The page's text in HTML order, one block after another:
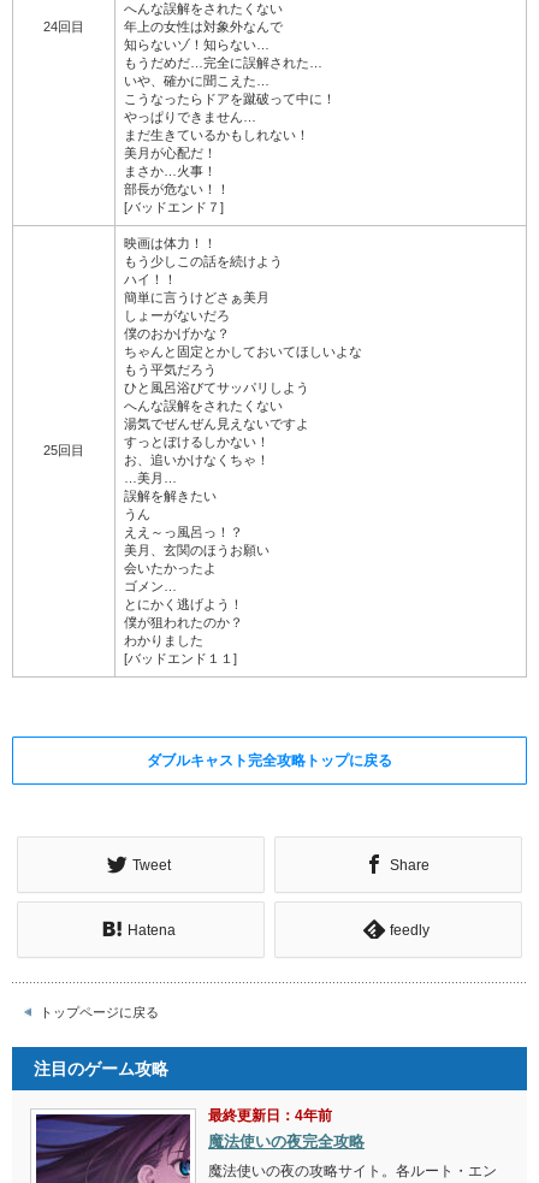
24回目
へんな誤解をされたくない
年上の女性は対象外なんで
知らないゾ！知らない…
もうだめだ…完全に誤解された…
いや、確かに聞こえた…
こうなったらドアを蹴破って中に！
やっぱりできません…
まだ生きているかもしれない！
美月が心配だ！
まさか…火事！
部長が危ない！！
[バッドエンド７]
25回目
映画は体力！！
もう少しこの話を続けよう
ハイ！！
簡単に言うけどさぁ美月
しょーがないだろ
僕のおかげかな？
ちゃんと固定とかしておいてほしいよな
もう平気だろう
ひと風呂浴びてサッパリしよう
へんな誤解をされたくない
湯気でぜんぜん見えないですよ
すっとぼけるしかない！
お、追いかけなくちゃ！
…美月…
誤解を解きたい
うん
ええ～っ風呂っ！？
美月、玄関のほうお願い
会いたかったよ
ゴメン…
とにかく逃げよう！
僕が狙われたのか？
わかりました
[バッドエンド１１]
ダブルキャスト完全攻略トップに戻る
Tweet Share
Hatena feedly
トップページに戻る
注目のゲーム攻略
最終更新日：4年前
魔法使いの夜完全攻略
魔法使いの夜の攻略サイト。各ルート・エン